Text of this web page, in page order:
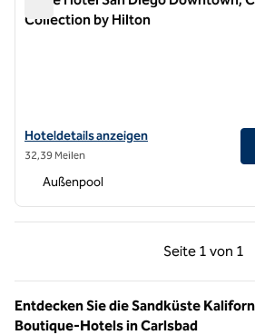
Collection by Hilton
Hoteldetails für das Carte Hotel San
Hoteldetails anzeigen
32,39 Meilen
Außenpool
Seite 1
Vorherige Seite, 1
Seite 1 von 1
Entdecken Sie die Sandküste
Boutique-Hotels in Carlsbad